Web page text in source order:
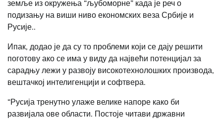
земље из окружења “љубоморне” када је реч о
подизању на виши ниво економских веза Србије и
Русије..
Ипак, додао је да су то проблеми који се дају решити
поготову ако се има у виду да највећи потенцијал за
сарадњу лежи у развоју високотехнолошких производа,
вештачкој интелигенцији и софтвера.
“Русија тренутно улаже велике напоре како би
развијала ове области. Постоје читави државни